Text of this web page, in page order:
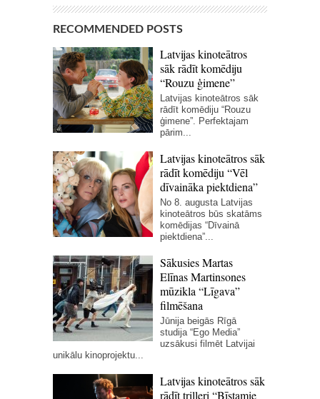
RECOMMENDED POSTS
Latvijas kinoteātros
sāk rādīt komēdiju
“Rouzu ģimene”
Latvijas kinoteātros sāk
rādīt komēdiju “Rouzu
ģimene”. Perfektajam
pārim...
Latvijas kinoteātros sāk
rādīt komēdiju “Vēl
dīvaināka piektdiena”
No 8. augusta Latvijas
kinoteātros būs skatāms
komēdijas “Dīvainā
piektdiena”...
Sākusies Martas
Elīnas Martinsones
mūzikla “Līgava”
filmēšana
Jūnija beigās Rīgā
studija “Ego Media”
uzsākusi filmēt Latvijai
unikālu kinoprojektu...
Latvijas kinoteātros sāk
rādīt trilleri “Bīstamie